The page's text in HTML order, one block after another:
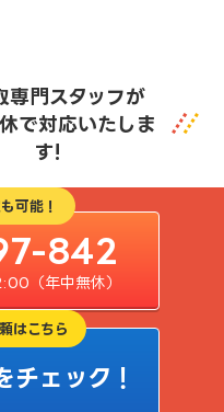
専門スタッフが
で対応いたしま
す!
可能！
842
（年中無休）
はこちら
チェック！